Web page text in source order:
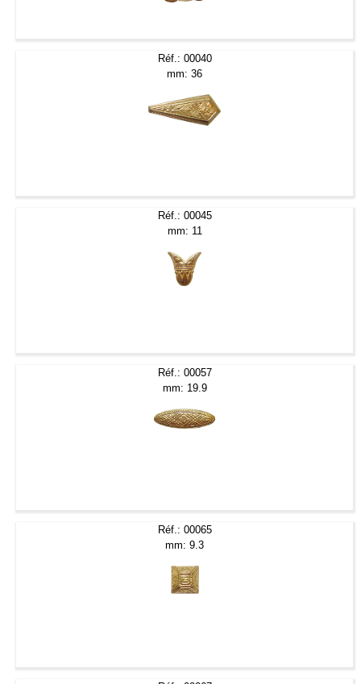
Réf.: 00040
mm: 36
Réf.: 00045
mm: 11
Réf.: 00057
mm: 19.9
Réf.: 00065
mm: 9.3